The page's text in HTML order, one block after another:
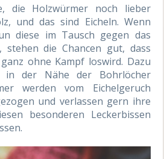
die Holzwürmer noch lieber
und das sind Eicheln. Wenn
diese im Tausch gegen das
stehen die Chancen gut, dass
ohne Kampf loswird. Dazu
in der Nähe der Bohrlöcher
werden vom Eichelgeruch
und verlassen gern ihre
besonderen Leckerbissen